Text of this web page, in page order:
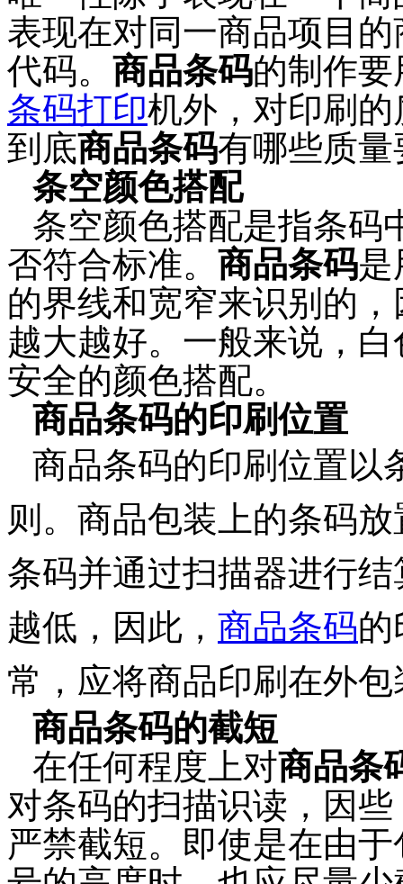
表现在对同一商品项目
代码。 商品条码的制作
条码打印机外，对印刷
到底商品条码有哪些质
条空颜色搭配
条空颜色搭配是指条码
否符合标准。 商品条码是
的界线和宽窄来识别的
越大越好。一般来说，
安全的颜色搭配。
商品条码的印刷位置
商品条码的印刷位置以
则。商品包装上的条码
条码并通过扫描器进行
越低，因此， 商品条码的
常，应将商品印刷在外
商品条码的截短
在任何程度上对商品条
对条码的扫描识读，因
严禁截短。即使是在由